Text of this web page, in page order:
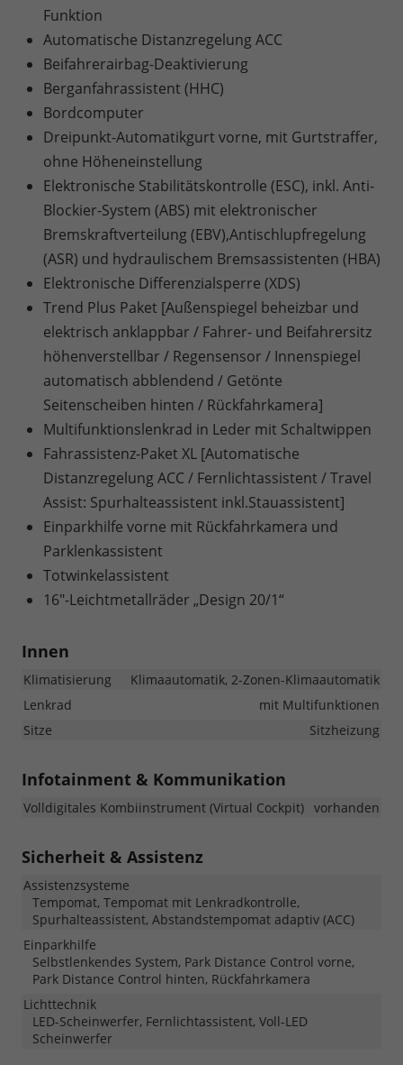
Funktion
Automatische Distanzregelung ACC
Beifahrerairbag-Deaktivierung
Berganfahrassistent (HHC)
Bordcomputer
Dreipunkt-Automatikgurt vorne, mit Gurtstraffer,
ohne Höheneinstellung
Elektronische Stabilitätskontrolle (ESC), inkl. Anti-
Blockier-System (ABS) mit elektronischer
Bremskraftverteilung (EBV),Antischlupfregelung
(ASR) und hydraulischem Bremsassistenten (HBA)
Elektronische Differenzialsperre (XDS)
Trend Plus Paket [Außenspiegel beheizbar und
elektrisch anklappbar / Fahrer- und Beifahrersitz
höhenverstellbar / Regensensor / Innenspiegel
automatisch abblendend / Getönte
Seitenscheiben hinten / Rückfahrkamera]
Multifunktionslenkrad in Leder mit Schaltwippen
Fahrassistenz-Paket XL [Automatische
Distanzregelung ACC / Fernlichtassistent / Travel
Assist: Spurhalteassistent inkl.Stauassistent]
Einparkhilfe vorne mit Rückfahrkamera und
Parklenkassistent
Totwinkelassistent
16"-Leichtmetallräder „Design 20/1“
Innen
Klimatisierung
Klimaautomatik, 2-Zonen-Klimaautomatik
Lenkrad
mit Multifunktionen
Sitze
Sitzheizung
Infotainment & Kommunikation
Volldigitales Kombiinstrument (Virtual Cockpit) vorhanden
Sicherheit & Assistenz
Assistenzsysteme
Tempomat, Tempomat mit Lenkradkontrolle,
Spurhalteassistent, Abstandstempomat adaptiv (ACC)
Einparkhilfe
Selbstlenkendes System, Park Distance Control vorne,
Park Distance Control hinten, Rückfahrkamera
Lichttechnik
LED-Scheinwerfer, Fernlichtassistent, Voll-LED
Scheinwerfer